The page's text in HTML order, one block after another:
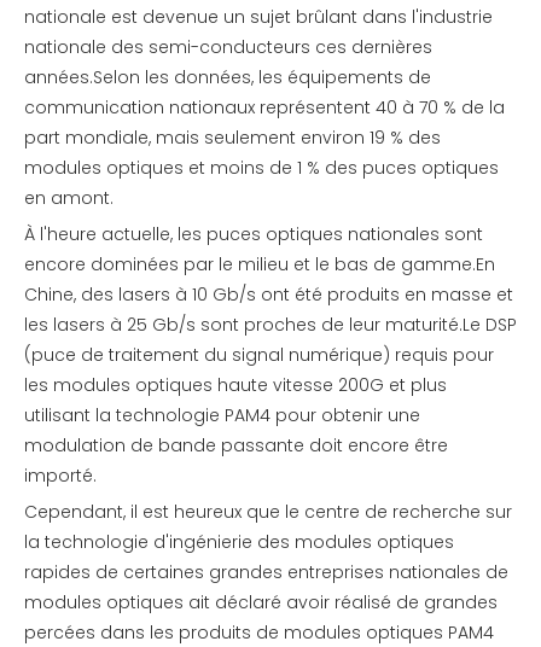
nationale est devenue un sujet brûlant dans l'industrie
nationale des semi-conducteurs ces dernières
années.Selon les données, les équipements de
communication nationaux représentent 40 à 70 % de la
part mondiale, mais seulement environ 19 % des
modules optiques et moins de 1 % des puces optiques
en amont.
À l'heure actuelle, les puces optiques nationales sont
encore dominées par le milieu et le bas de gamme.En
Chine, des lasers à 10 Gb/s ont été produits en masse et
les lasers à 25 Gb/s sont proches de leur maturité.Le DSP
(puce de traitement du signal numérique) requis pour
les modules optiques haute vitesse 200G et plus
utilisant la technologie PAM4 pour obtenir une
modulation de bande passante doit encore être
importé.
Cependant, il est heureux que le centre de recherche sur
la technologie d'ingénierie des modules optiques
rapides de certaines grandes entreprises nationales de
modules optiques ait déclaré avoir réalisé de grandes
percées dans les produits de modules optiques PAM4